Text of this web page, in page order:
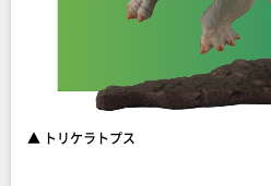
▲ トリケラトプス